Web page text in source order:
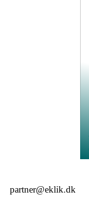
partner@eklik.dk